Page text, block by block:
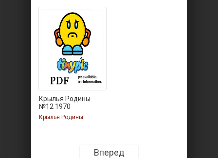
Крылья Родины
№12 1970
Крылья Родины
Вперед